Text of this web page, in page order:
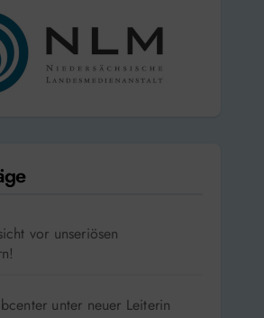
vor unseriösen
unter neuer Leiterin